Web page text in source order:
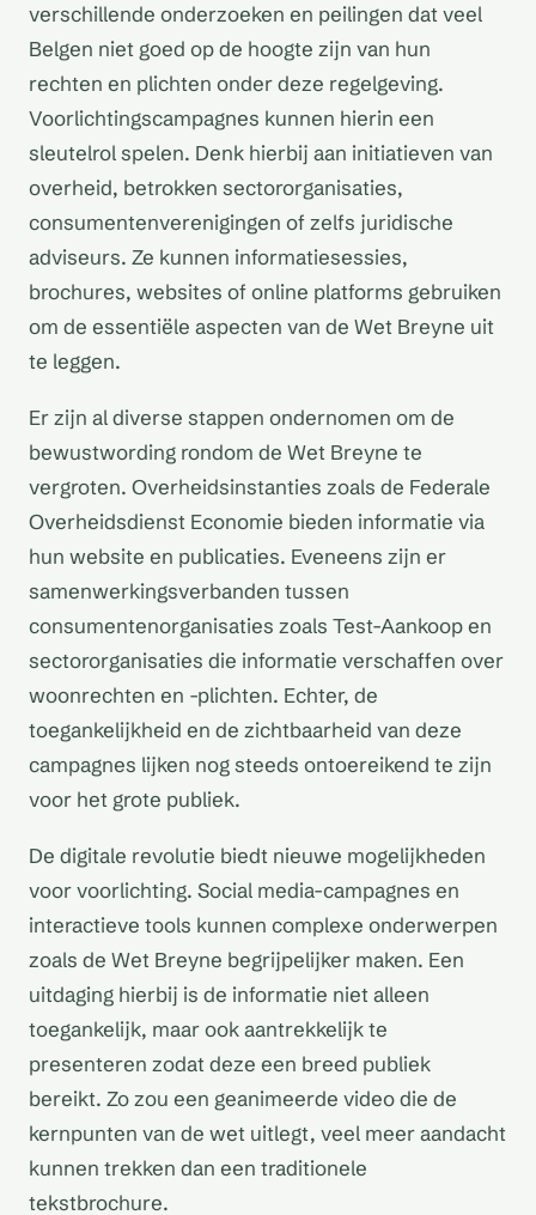
verschillende onderzoeken en peilingen dat veel
Belgen niet goed op de hoogte zijn van hun
rechten en plichten onder deze regelgeving.
Voorlichtingscampagnes kunnen hierin een
sleutelrol spelen. Denk hierbij aan initiatieven van
overheid, betrokken sectororganisaties,
consumentenverenigingen of zelfs juridische
adviseurs. Ze kunnen informatiesessies,
brochures, websites of online platforms gebruiken
om de essentiële aspecten van de Wet Breyne uit
te leggen.
Er zijn al diverse stappen ondernomen om de
bewustwording rondom de Wet Breyne te
vergroten. Overheidsinstanties zoals de Federale
Overheidsdienst Economie bieden informatie via
hun website en publicaties. Eveneens zijn er
samenwerkingsverbanden tussen
consumentenorganisaties zoals Test-Aankoop en
sectororganisaties die informatie verschaffen over
woonrechten en -plichten. Echter, de
toegankelijkheid en de zichtbaarheid van deze
campagnes lijken nog steeds ontoereikend te zijn
voor het grote publiek.
De digitale revolutie biedt nieuwe mogelijkheden
voor voorlichting. Social media-campagnes en
interactieve tools kunnen complexe onderwerpen
zoals de Wet Breyne begrijpelijker maken. Een
uitdaging hierbij is de informatie niet alleen
toegankelijk, maar ook aantrekkelijk te
presenteren zodat deze een breed publiek
bereikt. Zo zou een geanimeerde video die de
kernpunten van de wet uitlegt, veel meer aandacht
kunnen trekken dan een traditionele
tekstbrochure.